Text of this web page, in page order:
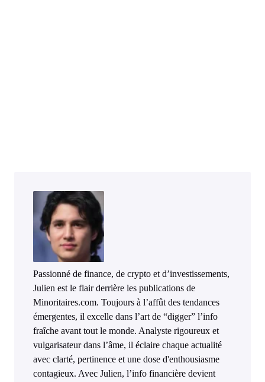
Passionné de finance, de crypto et d’investissements,
Julien est le flair derrière les publications de
Minoritaires.com. Toujours à l’affût des tendances
émergentes, il excelle dans l’art de “digger” l’info
fraîche avant tout le monde. Analyste rigoureux et
vulgarisateur dans l’âme, il éclaire chaque actualité
avec clarté, pertinence et une dose d'enthousiasme
contagieux. Avec Julien, l’info financière devient